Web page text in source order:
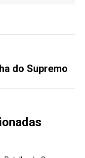
do Supremo